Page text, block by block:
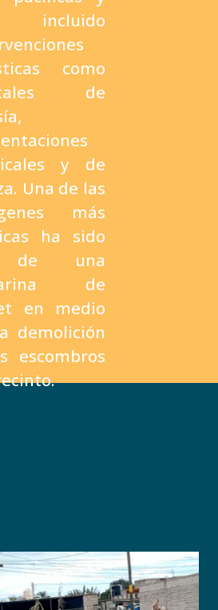
incluido
como
de
y de
Una de las
más
ha sido
una
de
en medio
demolición
escombros